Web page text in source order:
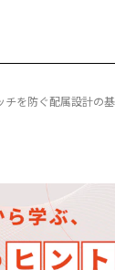
チを防ぐ配属設計の